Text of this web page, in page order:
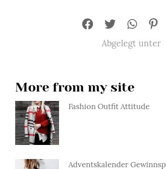
Abgelegt unter
More from my site
Fashion Outfit Attitude
Adventskalender